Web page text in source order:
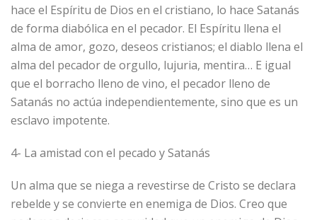
hace el Espíritu de Dios en el cristiano, lo hace Satanás
de forma diabólica en el pecador. El Espíritu llena el
alma de amor, gozo, deseos cristianos; el diablo llena el
alma del pecador de orgullo, lujuria, mentira… E igual
que el borracho lleno de vino, el pecador lleno de
Satanás no actúa independientemente, sino que es un
esclavo impotente.
4- La amistad con el pecado y Satanás
Un alma que se niega a revestirse de Cristo se declara
rebelde y se convierte en enemiga de Dios. Creo que